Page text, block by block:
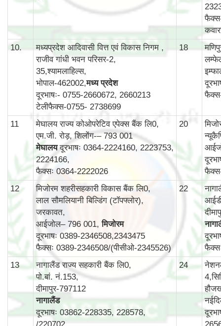
10.
मध्यप्रदेश आदिवासी वित्त एवं विकास निगम ,
राजीव गांधी भवन परिसर-2,
35,श्यामलाहिल्स,
भोपाल-462002,मध्य प्रदेश
दूरभाषः- 0755-2660672, 2660213
टेलीफैक्स-0755- 2738699
18
11
मेघालय राज्य कोओपरेटिव एपेक्स बैंक लि0,
एम.जी. रोड़, शिलोंग-– 793 001
मेघालयदूरभाषः 0364-2224160, 2223753,
2224166,
फैक्सः 0364-2222026
20
12
मिजोरम शहरीसहकारी विकास बैंक लि0,
लाल सौमलियानी बिल्डिंग (टॉपफ्लोर),
जरकावत,
आईजोल– 796 001,मिजोरम
दूरभाषः 0389-2346508,2343475
फैक्सः 0389-2346508/(पीसीओ-2345526)
22
13
नागालैंड राज्य सहकारी बैंक लि0,
पो.बां. नं.153,
दीमापुर-797112
नागालैंड
दूरभाषः 03862-228335, 228578,
/220702
24